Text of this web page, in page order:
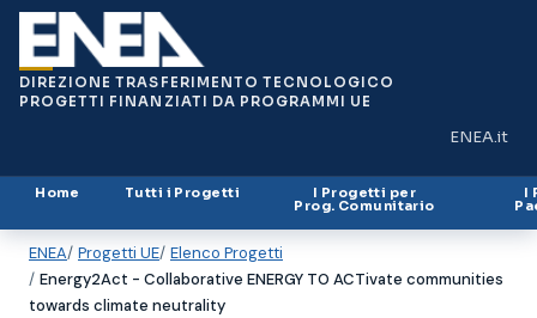
DIREZIONE TRASFERIMENTO TECNOLOGICO
PROGETTI FINANZIATI DA PROGRAMMI UE
ENEA.it
(si apre in
Home Tutti i Progetti I Progetti per
Prog. Comunitario
I
ENEA Progetti UE Elenco Progetti
Energy2Act - Collaborative ENERGY TO ACTivate communities
towards climate neutrality